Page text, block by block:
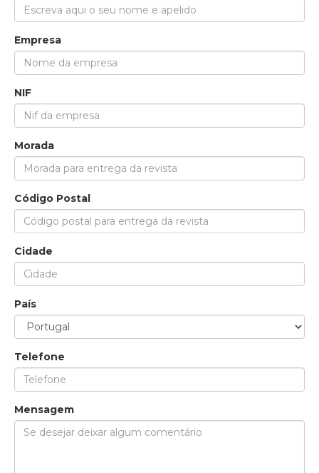
Empresa
NIF
Morada
Código Postal
Cidade
País
Telefone
Mensagem